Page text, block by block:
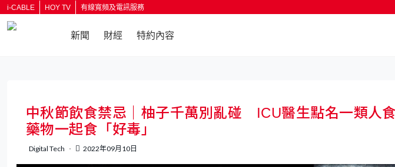
i-CABLE HOY TV 有線寬頻及電訊服務
新聞 財經 特約內容
中秋節飲食禁忌｜柚子千萬別亂碰 ICU醫生點名一類人
藥物一起食「好毒」
Digital Tech 2022年09月10日